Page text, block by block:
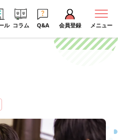
ル コラム Q&A 会員登録 メニュー